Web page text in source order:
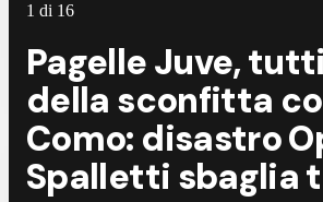
1 di 16
Pagelle Juve,
della sconfitta
Como: disastro
Spalletti sbaglia